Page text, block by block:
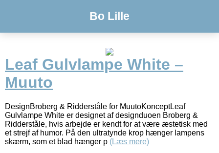
Bo Lille
Leaf Gulvlampe White –
Muuto
DesignBroberg & Ridderståle for MuutoKonceptLeaf
Gulvlampe White er designet af designduoen Broberg &
Ridderståle, hvis arbejde er kendt for at være æstetisk med
et strejf af humor. På den ultratynde krop hænger lampens
skærm, som et blad hænger p (Læs mere)